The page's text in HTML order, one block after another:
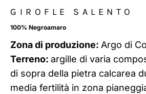
GIROFLE SALENTO
100% Negroamaro
Zona di produzione: Argo di
Terreno: argille di varia
di sopra della pietra calcarea
media fertilità in zona